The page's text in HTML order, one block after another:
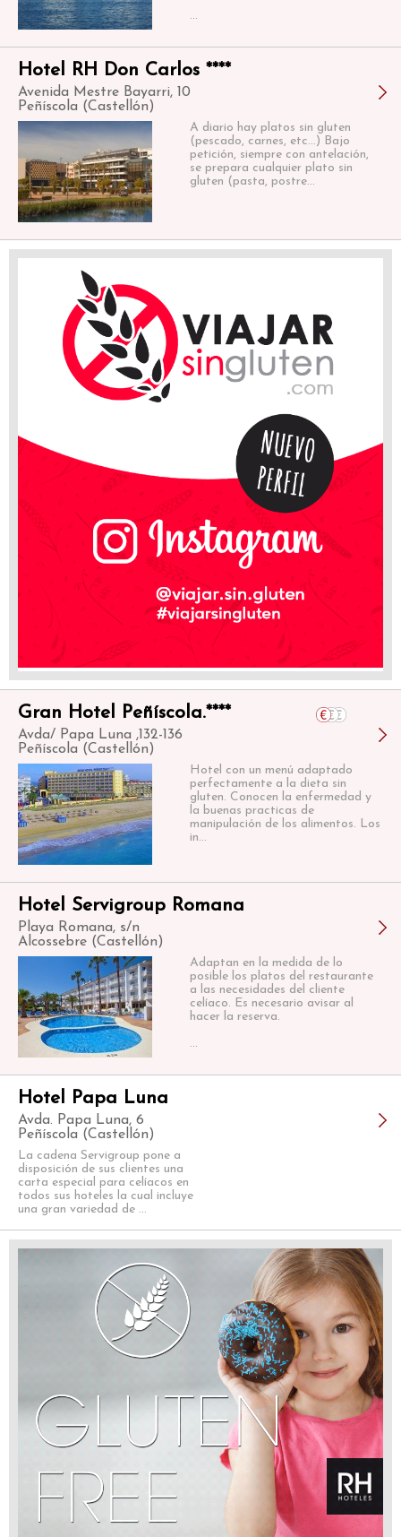
...
Hotel RH Don Carlos ****
Avenida Mestre Bayarri, 10
Peñíscola (Castellón)
A diario hay platos sin gluten
(pescado, carnes, etc...) Bajo
petición, siempre con antelación,
se prepara cualquier plato sin
gluten (pasta, postre...
Gran Hotel Peñíscola.****
Avda/ Papa Luna ,132-136
Peñíscola (Castellón)
Hotel con un menú adaptado
perfectamente a la dieta sin
gluten. Conocen la enfermedad y
la buenas practicas de
manipulación de los alimentos. Los
in...
Hotel Servigroup Romana
Playa Romana, s/n
Alcossebre (Castellón)
Adaptan en la medida de lo
posible los platos del restaurante
a las necesidades del cliente
celíaco. Es necesario avisar al
hacer la reserva.
...
Hotel Papa Luna
Avda. Papa Luna, 6
Peñíscola (Castellón)
La cadena Servigroup pone a
disposición de sus clientes una
carta especial para celíacos en
todos sus hoteles la cual incluye
una gran variedad de ...